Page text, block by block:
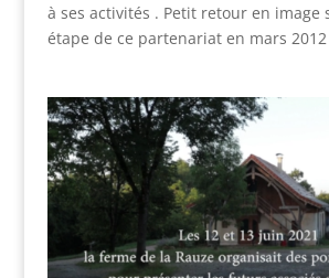
à ses activités . Petit retour en image
étape de ce partenariat en mars